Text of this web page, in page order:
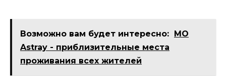
Возможно вам будет интересно: MO
Astray - приблизительные места
проживания всех жителей